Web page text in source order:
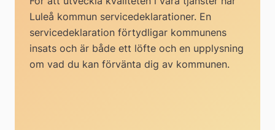
Luleå kommun servicedeklarationer. En
servicedeklaration förtydligar kommunens
insats och är både ett löfte och en upplysning
om vad du kan förvänta dig av kommunen.